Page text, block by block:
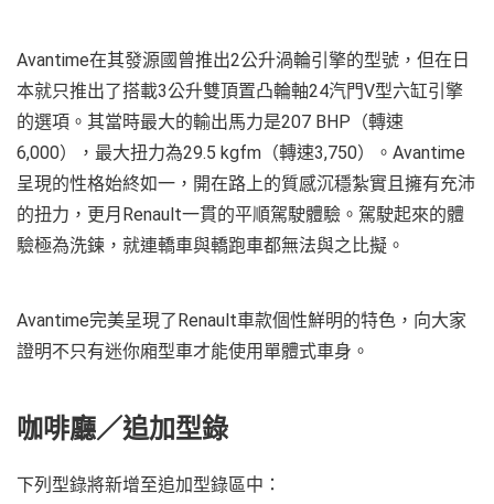
Avantime在其發源國曾推出2公升渦輪引擎的型號，但在日
本就只推出了搭載3公升雙頂置凸輪軸24汽門V型六缸引擎
的選項。其當時最大的輸出馬力是207 BHP（轉速
6,000），最大扭力為29.5 kgfm（轉速3,750）。Avantime
呈現的性格始終如一，開在路上的質感沉穩紮實且擁有充沛
的扭力，更月Renault一貫的平順駕駛體驗。駕駛起來的體
驗極為洗鍊，就連轎車與轎跑車都無法與之比擬。
Avantime完美呈現了Renault車款個性鮮明的特色，向大家
證明不只有迷你廂型車才能使用單體式車身。
咖啡廳／追加型錄
下列型錄將新增至追加型錄區中：